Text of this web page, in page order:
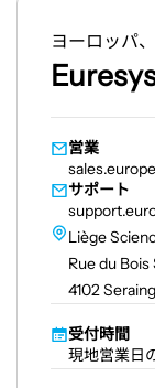
ヨーロッパ
営業
サポート
Liège
Rue du Bois
4102
受付時間
現地営業日